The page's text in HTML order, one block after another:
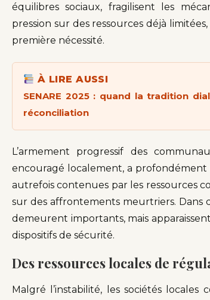
équilibres sociaux, fragilisent les
pression sur des ressources déjà
première nécessité.
À LIRE AUSSI
SENARE 2025 : quand la tradition
réconciliation
L’armement progressif des
encouragé localement, a profondément
autrefois contenues par les ressources
sur des affrontements meurtriers. Dans
demeurent importants, mais
dispositifs de sécurité.
Des ressources locales de
Malgré l’instabilité, les sociétés locales